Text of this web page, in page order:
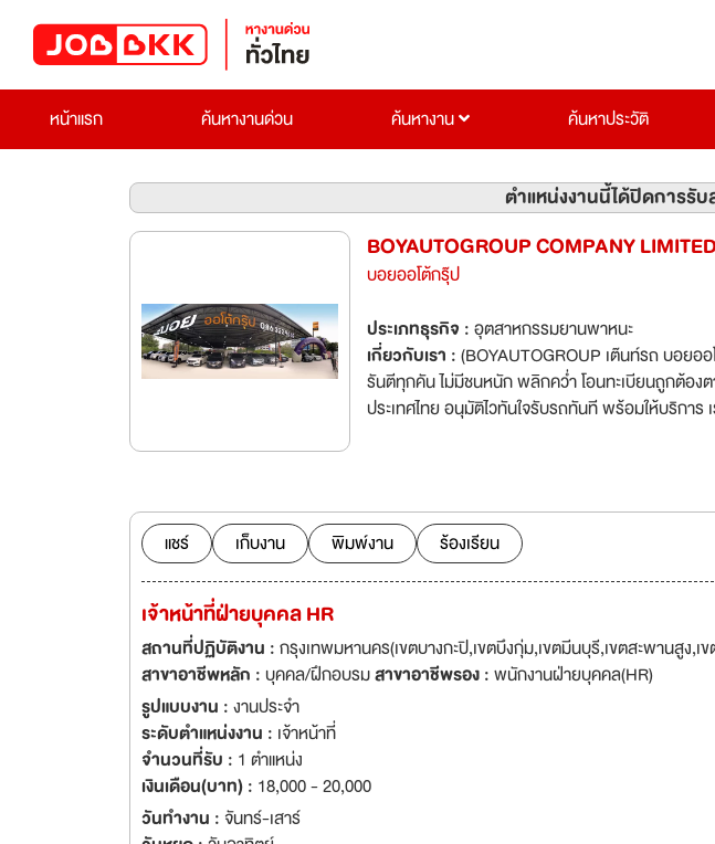
หน้าแรก
ค้นหางานด่วน ค้นหางาน ค้นหาประวัติ
ตำแหน่งงานนี้ได้ปิดการรั
BOYAUTOGROUP COMPANY
บอยออโต้กรุ๊ป
ประเภทธุรกิจ :อุตสาหกรรมยานพาหนะ
เกี่ยวกับเรา :(BOYAUTOGROUP เต๊นท์รถ บอยอ
รันตีทุกคัน ไม่มีชนหนัก พลิกคว่ำ โอนทะเบียนถูกต้อ
ประเทศไทย อนุมัติไวทันใจรับรถทันที พร้อมให้บริการ เรากำลังขยายกิจการ เพิ่มสาขา ต้องการรับสมัคร
แชร์ เก็บงาน พิมพ์งาน ร้องเรียน
เจ้าหน้าที่ฝ่ายบุคคล HR
สถานที่ปฏิบัติงาน :กรุงเทพมหานคร(เขตบางกะปิ,เขตบึงกุ่ม,เขตมีนบุรี,เขตสะพานสูง,เ
สาขาอาชีพหลัก :บุคคล/ฝึกอบรมสาขาอาชีพรอง :พนักงานฝ่ายบุคคล(HR)
รูปแบบงาน :งานประจำ
ระดับตำแหน่งงาน : เจ้าหน้าที่
จำนวนที่รับ : 1 ตำแหน่ง
เงินเดือน(บาท) : 18,000 - 20,000
วันทำงาน : จันทร์-เสาร์